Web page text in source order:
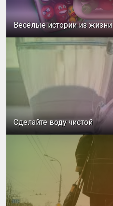
Весёлые истории из жизни
Сделайте воду чистой